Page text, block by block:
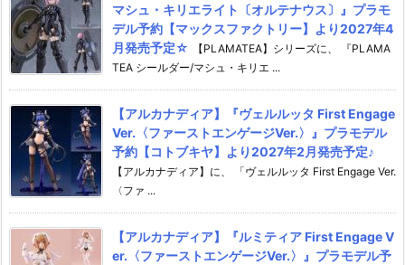
マシュ・キリエライト〔オルテナウス〕』プラモ
デル予約【マックスファクトリー】より2027年4
月発売予定☆
【PLAMATEA】シリーズに、 『PLAMA
TEA シールダー/マシュ・キリエ ...
【アルカナディア】『ヴェルルッタ First Engage
Ver.〈ファーストエンゲージVer.〉』プラモデル
予約【コトブキヤ】より2027年2月発売予定♪
【アルカナディア】に、 「ヴェルルッタ First Engage Ver.
〈ファ ...
【アルカナディア】『ルミティア First Engage V
er.〈ファーストエンゲージVer.〉』プラモデル予